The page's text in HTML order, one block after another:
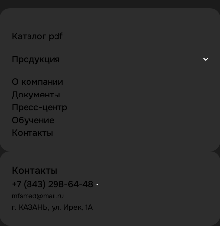
Каталог pdf
Продукция
О компании
Документы
Пресс-центр
Обучение
Контакты
Контакты
+7 (843) 298-64-48
mfsmed@mail.ru
г. КАЗАНЬ, ул. Ирек, 1А